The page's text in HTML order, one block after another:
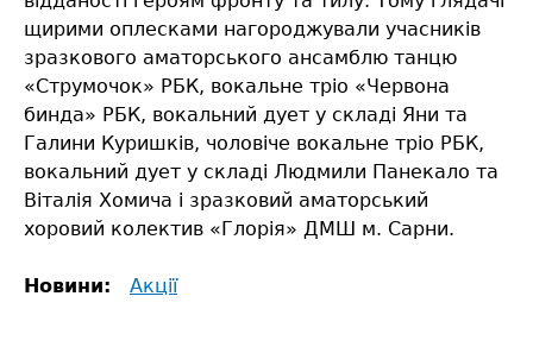
щирими оплесками нагороджували учасників
зразкового аматорського ансамблю танцю
«Струмочок» РБК, вокальне тріо «Червона
бинда» РБК, вокальний дует у складі Яни та
Галини Куришків, чоловіче вокальне тріо РБК,
вокальний дует у складі Людмили Панекало та
Віталія Хомича і зразковий аматорський
хоровий колектив «Глорія» ДМШ м. Сарни.
Новини: Акції